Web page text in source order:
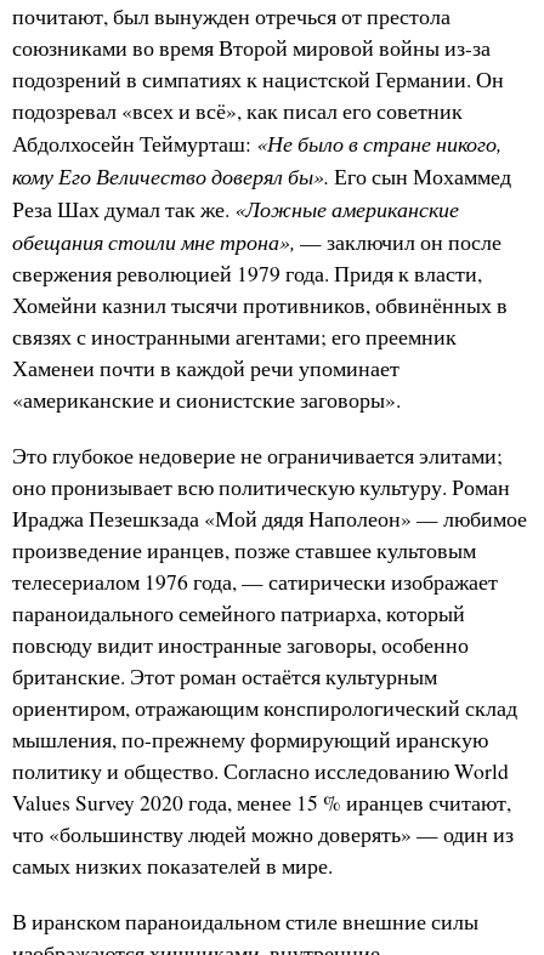
почитают, был вынужден отречься от престола
союзниками во время Второй мировой войны из-за
подозрений в симпатиях к нацистской Германии. Он
подозревал «всех и всё», как писал его советник
Абдолхосейн Теймурташ: «Не было в стране никого,
кому Его Величество доверял бы». Его сын Мохаммед
Реза Шах думал так же. «Ложные американские
обещания стоили мне трона», — заключил он после
свержения революцией 1979 года. Придя к власти,
Хомейни казнил тысячи противников, обвинённых в
связях с иностранными агентами; его преемник
Хаменеи почти в каждой речи упоминает
«американские и сионистские заговоры».
Это глубокое недоверие не ограничивается элитами;
оно пронизывает всю политическую культуру. Роман
Ираджа Пезешкзада «Мой дядя Наполеон» — любимое
произведение иранцев, позже ставшее культовым
телесериалом 1976 года, — сатирически изображает
параноидального семейного патриарха, который
повсюду видит иностранные заговоры, особенно
британские. Этот роман остаётся культурным
ориентиром, отражающим конспирологический склад
мышления, по-прежнему формирующий иранскую
политику и общество. Согласно исследованию World
Values Survey 2020 года, менее 15 % иранцев считают,
что «большинству людей можно доверять» — один из
самых низких показателей в мире.
В иранском параноидальном стиле внешние силы